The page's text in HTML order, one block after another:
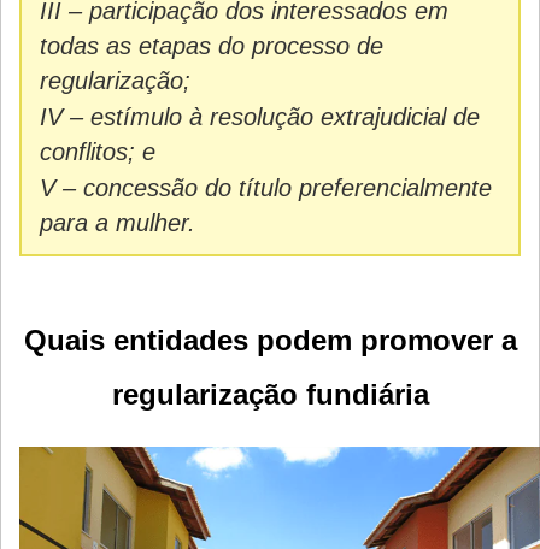
III – participação dos interessados em
todas as etapas do processo de
regularização;
IV – estímulo à resolução extrajudicial de
conflitos; e
V – concessão do título preferencialmente
para a mulher.
Quais entidades podem promover a
regularização fundiária